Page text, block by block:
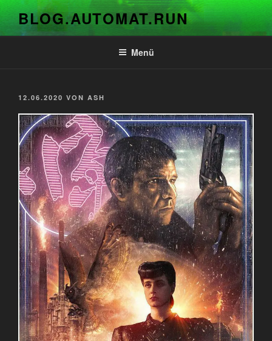
Zum
Inhalt
springen
BLOG.AUTOMAT.RUN
Menü
VERÖFFENTLICHT
12.06.2020 VON ASH